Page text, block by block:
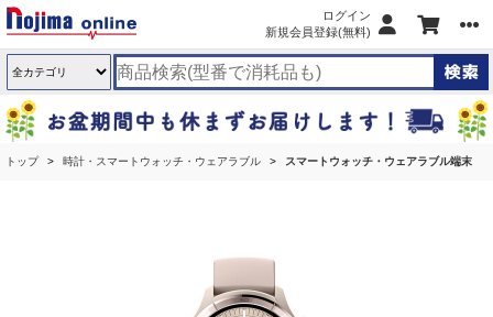
ログイン
新規会員登録(無料)
トップ 時計・スマートウォッチ・ウェアラブル スマートウォッチ・ウェアラブル端末